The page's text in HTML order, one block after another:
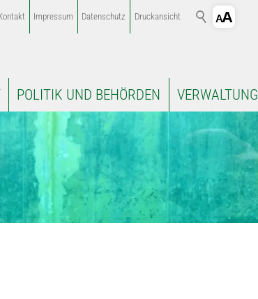
Impressum Datenschutz Druckansicht
POLITIK UND BEHÖRDEN VERWALTUNG